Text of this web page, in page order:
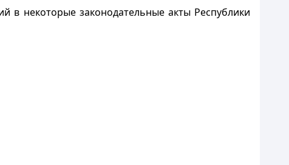
в некоторые законодательные акты Республики